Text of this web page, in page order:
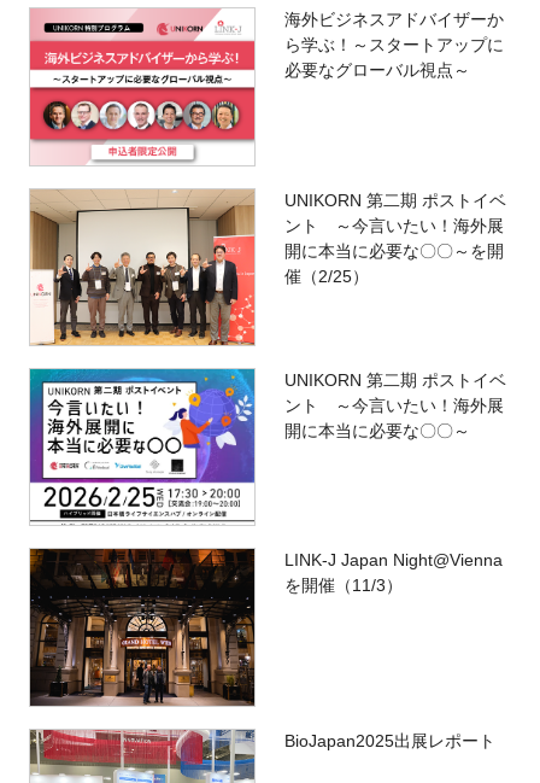
海外ビジネスアドバイザーか
ら学ぶ！～スタートアップに
必要なグローバル視点～
UNIKORN 第二期 ポストイベ
ント ～今言いたい！海外展
開に本当に必要な〇〇～を開
催（2/25）
UNIKORN 第二期 ポストイベ
ント ～今言いたい！海外展
開に本当に必要な〇〇～
LINK-J Japan Night@Vienna
を開催（11/3）
BioJapan2025出展レポート